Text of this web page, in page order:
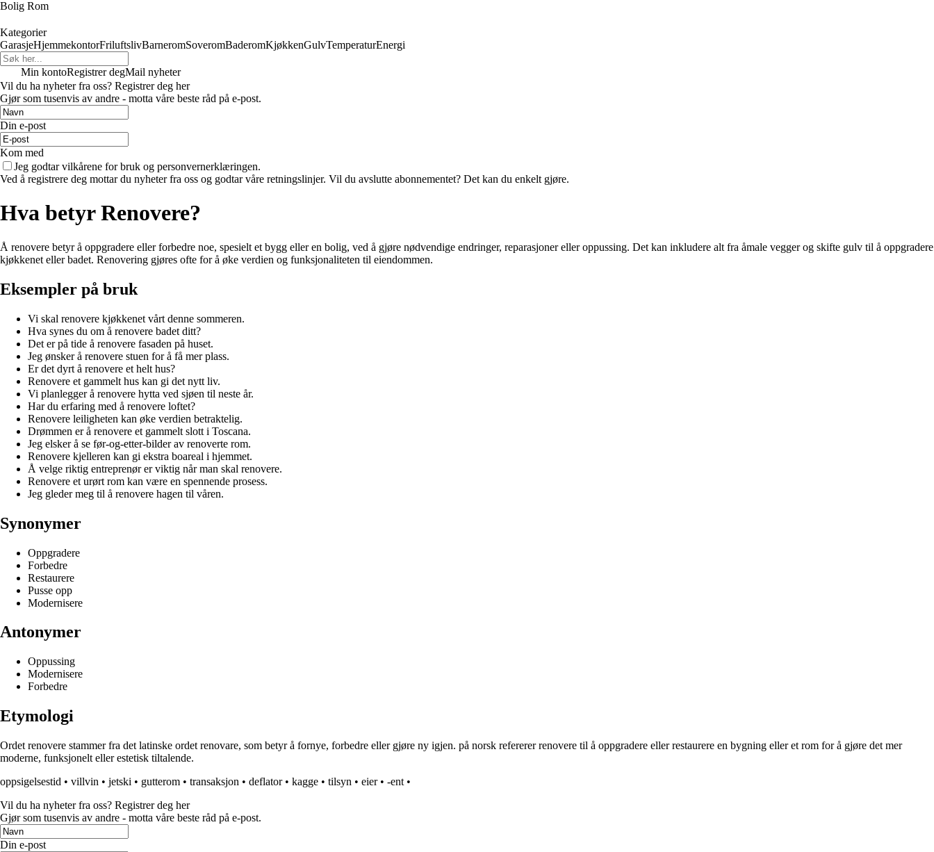
Bolig Rom
Kategorier
GarasjeHjemmekontorFriluftslivBarneromSoveromBaderomKjøkkenGulvTemperaturEnergi
Min kontoRegistrer degMail nyheter
Vil du ha nyheter fra oss? Registrer deg her
Gjør som tusenvis av andre - motta våre beste råd på e-post.
Din e-post
Kom med
Jeg godtar vilkårene for bruk og personvernerklæringen.
Ved å registrere deg mottar du nyheter fra oss og godtar våre retningslinjer. Vil du avslutte abonnementet? Det kan du enkelt gjøre.
Hva betyr Renovere?
Å renovere betyr å oppgradere eller forbedre noe, spesielt et bygg eller en bolig, ved å gjøre nødvendige endringer, reparasjoner eller oppussing. Det kan inkludere alt fra åmale vegger og skifte gulv til å oppgradere
kjøkkenet eller badet. Renovering gjøres ofte for å øke verdien og funksjonaliteten til eiendommen.
Eksempler på bruk
Vi skal renovere kjøkkenet vårt denne sommeren.
Hva synes du om å renovere badet ditt?
Det er på tide å renovere fasaden på huset.
Jeg ønsker å renovere stuen for å få mer plass.
Er det dyrt å renovere et helt hus?
Renovere et gammelt hus kan gi det nytt liv.
Vi planlegger å renovere hytta ved sjøen til neste år.
Har du erfaring med å renovere loftet?
Renovere leiligheten kan øke verdien betraktelig.
Drømmen er å renovere et gammelt slott i Toscana.
Jeg elsker å se før-og-etter-bilder av renoverte rom.
Renovere kjelleren kan gi ekstra boareal i hjemmet.
Å velge riktig entreprenør er viktig når man skal renovere.
Renovere et urørt rom kan være en spennende prosess.
Jeg gleder meg til å renovere hagen til våren.
Synonymer
Oppgradere
Forbedre
Restaurere
Pusse opp
Modernisere
Antonymer
Oppussing
Modernisere
Forbedre
Etymologi
Ordet renovere stammer fra det latinske ordet renovare, som betyr å fornye, forbedre eller gjøre ny igjen. på norsk refererer renovere til å oppgradere eller restaurere en bygning eller et rom for å gjøre det mer
moderne, funksjonelt eller estetisk tiltalende.
oppsigelsestid • villvin • jetski • gutterom • transaksjon • deflator• kagge • tilsyn • eier• -ent •
Vil du ha nyheter fra oss? Registrer deg her
Gjør som tusenvis av andre - motta våre beste råd på e-post.
Din e-post